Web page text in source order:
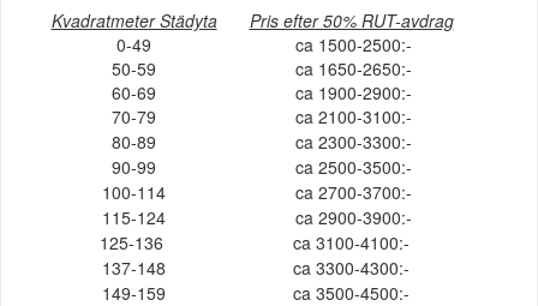
Kvadratmeter Städyta
Pris efter 50% RUT-avdrag
0-49
ca 1500-2500:-
50-59
ca 1650-2650:-
60-69
ca 1900-2900:-
70-79
ca 2100-3100:-
80-89
ca 2300-3300:-
90-99
ca 2500-3500:-
100-114
ca 2700-3700:-
115-124
ca 2900-3900:-
125-136
ca 3100-4100:-
137-148
ca 3300-4300:-
149-159
ca 3500-4500:-